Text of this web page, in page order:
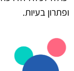
ופתרון בעיות.